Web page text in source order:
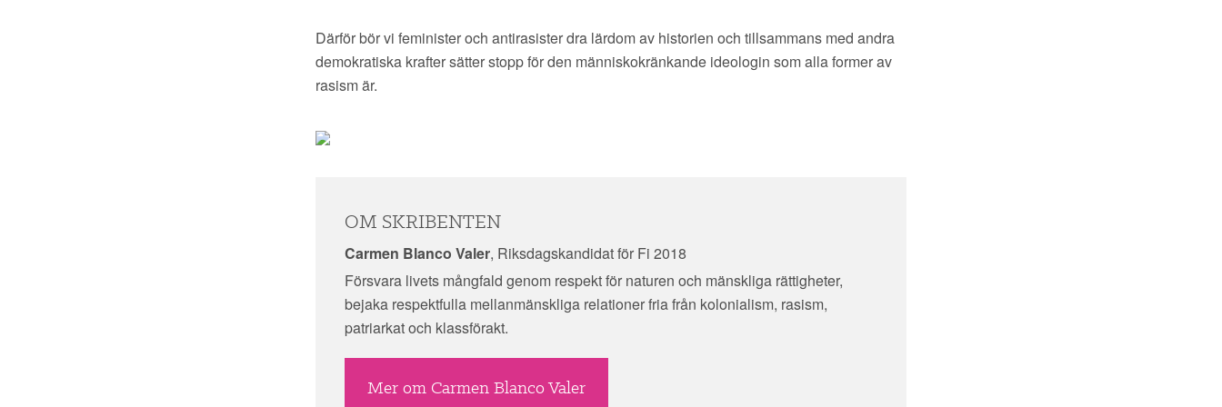
Därför bör vi feminister och antirasister dra lärdom av historien och tillsammans med andra
demokratiska krafter sätter stopp för den människokränkande ideologin som alla former av
rasism är.
OM SKRIBENTEN
Carmen Blanco Valer, Riksdagskandidat för Fi 2018
Försvara livets mångfald genom respekt för naturen och mänskliga rättigheter,
bejaka respektfulla mellanmänskliga relationer fria från kolonialism, rasism,
patriarkat och klassförakt.
Mer om Carmen Blanco Valer